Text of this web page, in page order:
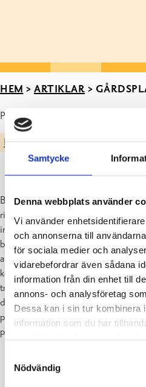
Samtycke
Denna webbplats använder
Vi använder
och annonserna till
för sociala medier och
vidarebefordrar även sådana
information från din enhet till
annons- och analysföretag
Dessa kan i sin tur kombinera
information som du har
Nödvändig
HEM > ARTIKLAR >
Publicerad : 06.05.2021
I VÄNTAN PÅ NYA SKOLAN
Bygget går framåt och byggnaden
ritningar på hur gården vid Askers
indelad i en större gård för
barnen i förskola och daghem. På
annat att finnas klätterställningar,
korgbollsställningar och en multi-
träd och planteringar. Vi hoppas att
dagisbarnens gård för den ligger nära
på ett visst ställe. Gården ser ut att
planerna för skolgården är bra?